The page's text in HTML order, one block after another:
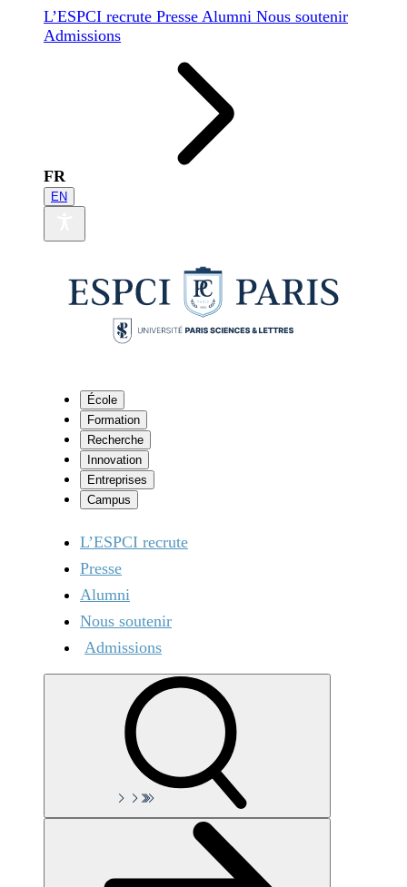
L’ESPCI recrute Presse Alumni Nous soutenir
Admissions
FR
EN
École
Formation
Recherche
Innovation
Entreprises
Campus
L’ESPCI recrute
Presse
Alumni
Nous soutenir
Admissions